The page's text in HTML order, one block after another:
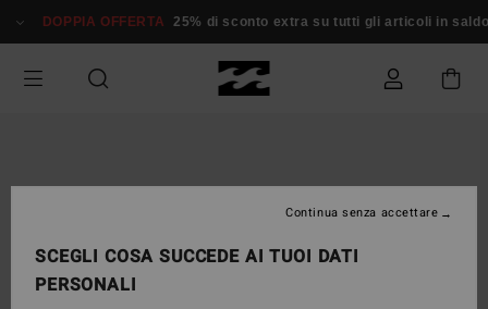
alle
prodotto
DOPPIA OFFERTA 25% di sconto extra su tutti gli articoli in saldo*
SCEGLI COSA SUCCEDE AI TUOI DATI
PERSONALI
Continua senza accettare